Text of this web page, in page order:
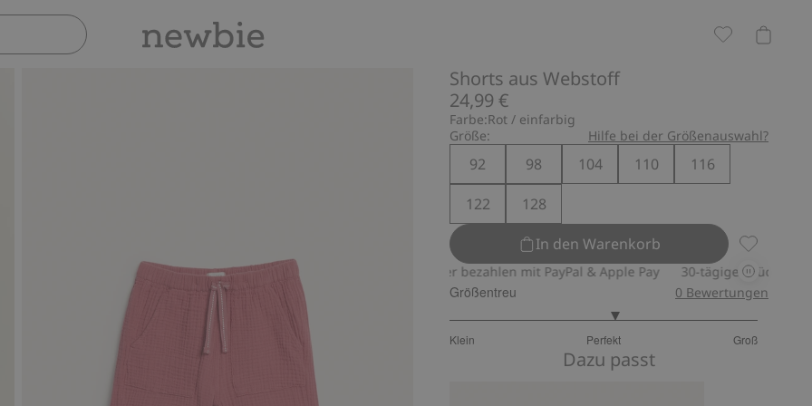
Shorts aus Webstoff
24,99 €
Farbe:Rot / einfarbig
Größe:
Hilfe bei der Größenauswahl?
92 98 104 110
116
122
128
In den Warenkorb
Shorts
Sicher bezahlen mit PayPal & Apple Pay 30-tägiges Rückgaberecht
Größentreu
Klein Perfekt Groß
von
0 Bewertungen
Dazu passt